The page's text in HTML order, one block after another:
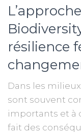
résilience
Dans les
sont souvent
importants et à
fait des